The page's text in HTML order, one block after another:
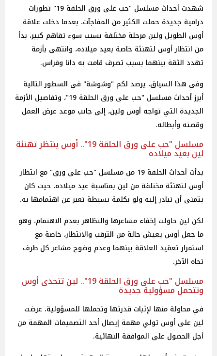
شهدت أحداث مسلسل "حب على ورق الحلقة 19" تطورات
درامية جديدة حملت الكثير من المفاجآت، بعدما دخلت علاقة
أوس الطويل ولين مرحلة مختلفة بسبب سوء تفاهم كبير، بدأ
من انتظار أوس لتهنئة خاصة بعيد ميلاده، وانتهى بأزمة
تهدد الثقة بينهما بسبب تصرف قامت به دانا وفراس.
وفي هذا السياق، يرصد لكم "وشوشة" في السطور التالية
أبرز أحداث مسلسل "حب على ورق الحلقة 19"، وتفاصيل الأزمة
الجديدة التي تواجه أوس ولين، إلى جانب موعد عرض العمل
وقصته وأبطاله.
مسلسل "حب على ورق الحلقة 19".. أوس ينتظر تهنئة
لين بعيد ميلاده
بدأت أحداث الحلقة 19 من مسلسل "حب على ورق" مع انتظار
أوس لتهنئة مختلفة من لين بمناسبة عيد ميلاده، حيث كان
يتمنى أن تبادر إليه ولو بكلمة بسيطة تعبر عن اهتمامها به.
لكن لين حاولت إخفاء مشاعرها والتظاهر بعدم الاهتمام، وهو
ما جعل أوس يعيش حالة من الترقب والانتظار، خاصة مع
استمرار تعقيد العلاقة بينهما وعدم وضوح مشاعر كل طرف
تجاه الآخر.
مسلسل "حب على ورق الحلقة 19".. لين تتحدى أوس
وتتحمل مسؤولية جديدة
في محاولة منها لإثبات قدرتها وتحملها للمسؤولية، عرضت
لين على أوس تولي مهمة إيصال أحد التصميمات المهمة من
أجل الحصول على الموافقة النهائية.